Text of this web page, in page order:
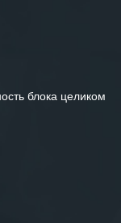
блока целиком